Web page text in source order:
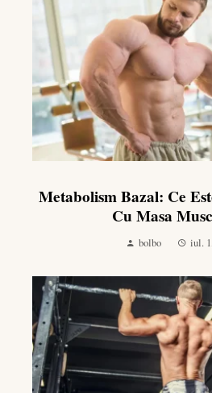
Metabolism Bazal: Ce
Cu Masa
bolbo iul.